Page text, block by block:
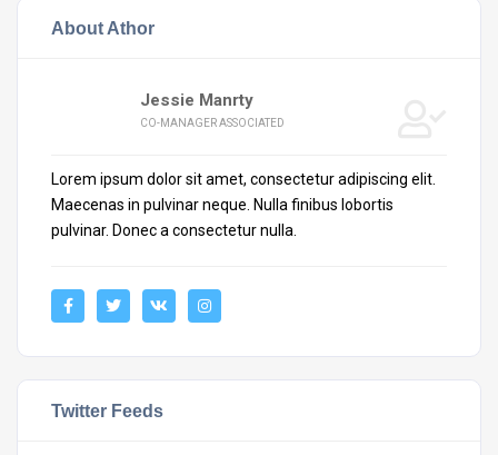
About Athor
Jessie Manrty
CO-MANAGER ASSOCIATED
Lorem ipsum dolor sit amet, consectetur adipiscing elit.
Maecenas in pulvinar neque. Nulla finibus lobortis
pulvinar. Donec a consectetur nulla.
Twitter Feeds